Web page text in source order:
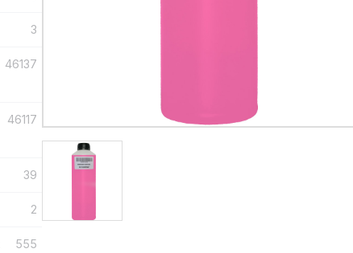
3
46137
46117
39
2
555